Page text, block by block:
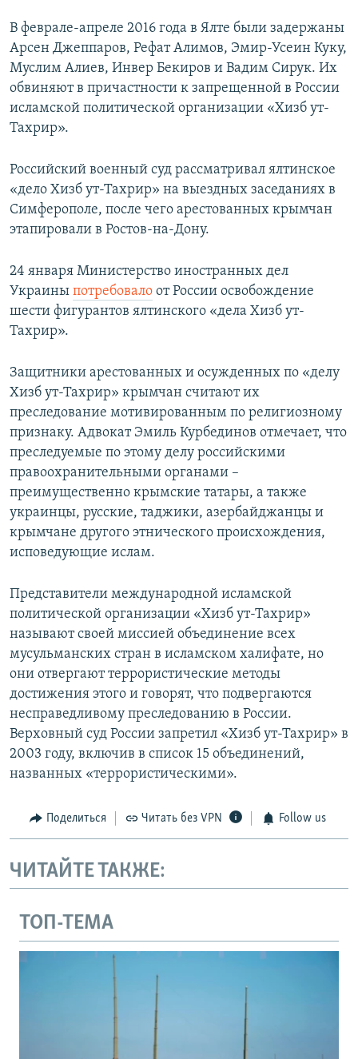
В феврале-апреле 2016 года в Ялте были задержаны
Арсен Джеппаров, Рефат Алимов, Эмир-Усеин Куку,
Муслим Алиев, Инвер Бекиров и Вадим Сирук. Их
обвиняют в причастности к запрещенной в России
исламской политической организации «Хизб ут-
Тахрир».
Российский военный суд рассматривал ялтинское
«дело Хизб ут-Тахрир» на выездных заседаниях в
Симферополе, после чего арестованных крымчан
этапировали в Ростов-на-Дону.
24 января Министерство иностранных дел
Украины потребовало от России освобождение
шести фигурантов ялтинского «дела Хизб ут-
Тахрир».
Защитники арестованных и осужденных по «делу
Хизб ут-Тахрир» крымчан считают их
преследование мотивированным по религиозному
признаку. Адвокат Эмиль Курбединов отмечает, что
преследуемые по этому делу российскими
правоохранительными органами –
преимущественно крымские татары, а также
украинцы, русские, таджики, азербайджанцы и
крымчане другого этнического происхождения,
исповедующие ислам.
Представители международной исламской
политической организации «Хизб ут-Тахрир»
называют своей миссией объединение всех
мусульманских стран в исламском халифате, но
они отвергают террористические методы
достижения этого и говорят, что подвергаются
несправедливому преследованию в России.
Верховный суд России запретил «Хизб ут-Тахрир» в
2003 году, включив в список 15 объединений,
названных «террористическими».
Поделиться Читать без VPN Follow us
ЧИТАЙТЕ ТАКЖЕ:
ТОП-ТЕМА